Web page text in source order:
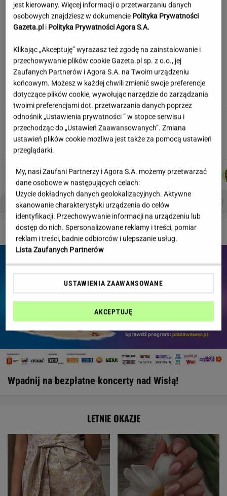
Jeden wakacyjny nawyk może mieć
nieprzyjemne konsekwencje. Też tak robisz?
MATERIAŁ PROMOCYJNY
"Wymieniłam mojego byłego na
jego wujka milionera". Tak wciągają
mikrodramy
SUBSKRYPCJA
Wystarczy jedno spojrzenie i już wiadomo. Po
tym poznasz turystę we Włoszech
DZIEJE SIĘ!
Wpadnij na bezpłatne koncerty nad Wisłą!
Autorzy:
KACPER
KOLIBABSKI
JAKUB
BALCERSKI
JOANNA
CHOJNACKA
MICHAŁ
PROBLEMY POLSKICH SIATKARZY ZNAK Z '30' WISŁAWA SZYMBORSKA
LETNIE OKAZJE
jest kierowany. Więcej informacji o przetwarzaniu danych
osobowych znajdziesz w dokumencie Polityka Prywatności
Gazeta.pl i Polityka Prywatności Agora S.A.
Klikając „Akceptuję” wyrażasz też zgodę na zainstalowanie i
przechowywanie plików cookie Gazeta.pl sp. z o.o., jej
Zaufanych Partnerów i Agora S.A. na Twoim urządzeniu
końcowym. Możesz w każdej chwili zmienić swoje preferencje
dotyczące plików cookie, wywołując narzędzie do zarządzania
twoimi preferencjami dot. przetwarzania danych poprzez
odnośnik „Ustawienia prywatności ” w stopce serwisu i
przechodząc do „Ustawień Zaawansowanych”. Zmiana
ustawień plików cookie możliwa jest także za pomocą ustawień
przeglądarki.
My, nasi Zaufani Partnerzy i Agora S.A. możemy przetwarzać
dane osobowe w następujących celach:
Użycie dokładnych danych geolokalizacyjnych. Aktywne
skanowanie charakterystyki urządzenia do celów
identyfikacji. Przechowywanie informacji na urządzeniu lub
dostęp do nich. Spersonalizowane reklamy i treści, pomiar
reklam i treści, badnie odbiorców i ulepszanie usług.
Lista Zaufanych Partnerów
USTAWIENIA ZAAWANSOWANE
AKCEPTUJĘ